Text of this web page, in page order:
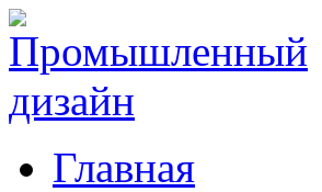
Главная